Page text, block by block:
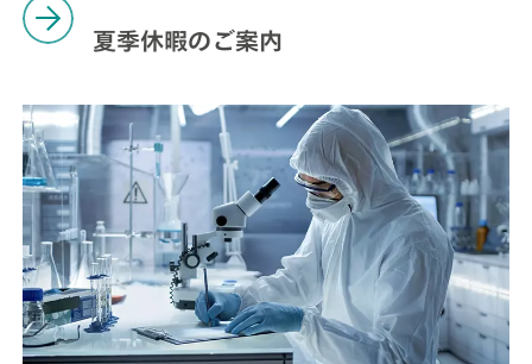
夏季休暇のご案内